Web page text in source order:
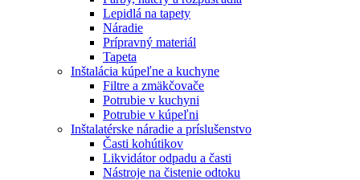
Lepidlá na tapety
Náradie
Prípravný materiál
Tapeta
Inštalácia kúpeľne a kuchyne
Filtre a zmäkčovače
Potrubie v kuchyni
Potrubie v kúpeľni
Inštalatérske náradie a príslušenstvo
Časti kohútikov
Likvidátor odpadu a časti
Nástroje na čistenie odtoku